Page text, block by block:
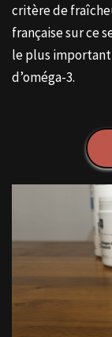
critère de
française sur ce
le plus
d’oméga-3.